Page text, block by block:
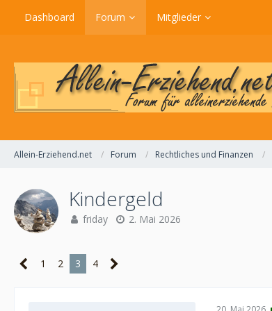
Dashboard Forum Mitglieder
Allein-Erziehend.net Forum Rechtliches und Finanzen
Kindergeld
friday 2. Mai 2026
1 2 3 4